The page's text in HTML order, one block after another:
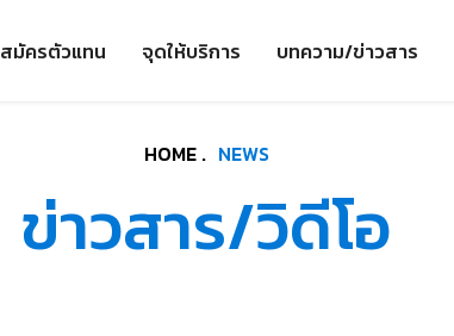
สมัครตัวแทน จุดให้บริการ บทความ/ข่าวสาร
HOME . NEWS
ข่าวสาร/วิดีโอ